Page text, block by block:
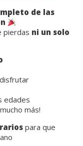
de las
pierdas ni un solo
edades
más!
para que